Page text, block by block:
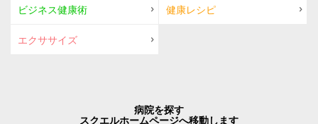
ビジネス健康術 健康レシピ
エクササイズ
病院を探す
スクエルホームページへ移動します